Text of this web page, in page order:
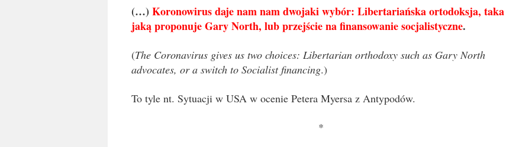
(…) Koronowirus daje nam nam dwojaki wybór: Libertariańska ortodoksja, taka
jaką proponuje Gary North, lub przejście na finansowanie socjalistyczne.
(The Coronavirus gives us two choices: Libertarian orthodoxy such as Gary North
advocates, or a switch to Socialist financing.)
To tyle nt. Sytuacji w USA w ocenie Petera Myersa z Antypodów.
*